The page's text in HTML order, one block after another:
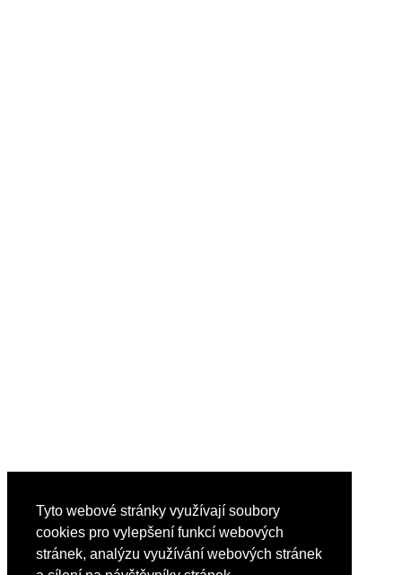
Tyto webové stránky využívají soubory
cookies pro vylepšení funkcí webových
stránek, analýzu využívání webových stránek